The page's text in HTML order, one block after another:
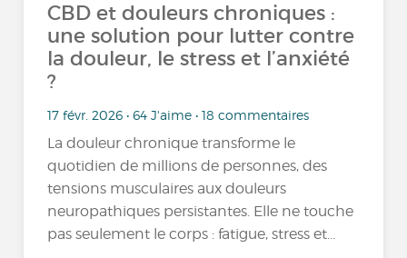
CBD et douleurs chroniques :
une solution pour lutter contre
la douleur, le stress et l’anxiété
?
17 févr. 2026 • 64 J'aime • 18 commentaires
La douleur chronique transforme le
quotidien de millions de personnes, des
tensions musculaires aux douleurs
neuropathiques persistantes. Elle ne touche
pas seulement le corps : fatigue, stress et...